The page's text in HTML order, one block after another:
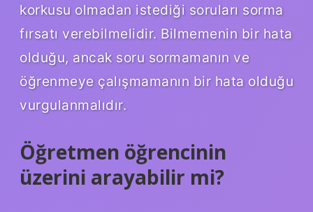
korkusu olmadan istediği soruları sorma
fırsatı verebilmelidir. Bilmemenin bir hata
olduğu, ancak soru sormamanın ve
öğrenmeye çalışmamanın bir hata olduğu
vurgulanmalıdır.
Öğretmen öğrencinin
üzerini arayabilir mi?